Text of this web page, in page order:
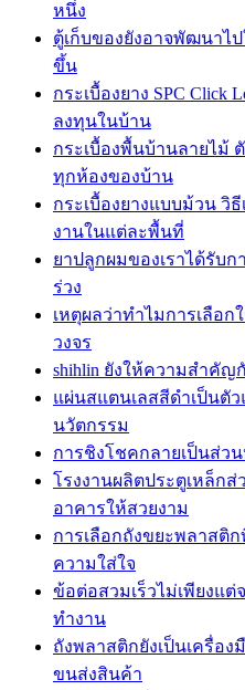
หนึ่ง
ตู้เก็บของยังอาจพัฒนาไ
ขึ้น
กระเบื้องยาง SPC Click
ลงทุนในบ้าน
กระเบื้องพื้นบ้านลายไม้
ทุกห้องของบ้าน
กระเบื้องยางแบบม้วน วิ
งานในแต่ละพื้นที่
ยาปลูกผมของเราได้รับ
ร่วง
เหตุผลว่าทำไมการเลือ
วงจร
shihlin ยังให้ความสำคัญ
แผ่นสแตนเลสสีดำเป็นตั
นวัตกรรม
การชิงโชคกลายเป็นส่ว
โรงงานผลิตประตูเหล็ก
อาคารให้สวยงาม
การเลือกถังขยะพลาสติ
ความใส่ใจ
ข้อต่อสวมเร็วไม่เพียงแ
ทำงาน
ถังพลาสติกยังเป็นเครื่อ
ขนส่งสินค้า